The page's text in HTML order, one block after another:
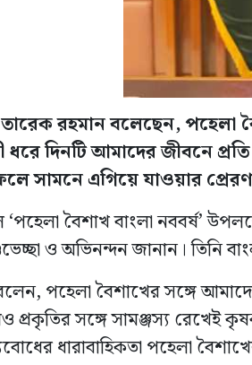
তারেক রহমান বলেছেন,
ধরে দিনটি আমাদের জীবনে
সামনে এগিয়ে যাওয়ার
বৈশাখ বাংলা নববর্ষ’
ও অভিনন্দন জানান। তিনি
বলেন, পহেলা বৈশাখের সঙ্গে
প্রকৃতির সঙ্গে সামঞ্জস্য রেখেই
ধারাবাহিকতা পহেলা